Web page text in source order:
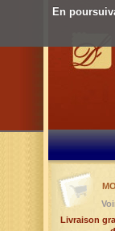
En
Livraison